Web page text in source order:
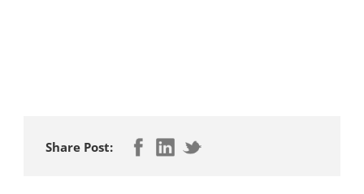
Share Post: